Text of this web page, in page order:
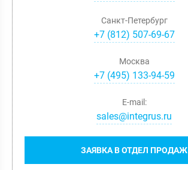
Санкт-Петербург
+7(812) 507-69-67
Москва
+7(495) 133-94-59
ЗАЯВКА В ОТДЕЛ ПРОДАЖ
E-mail:
sales@integrus.ru